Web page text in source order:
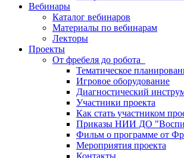
Вебинары
Каталог вебинаров
Материалы по вебинарам
Лекторы
Проекты
От фребеля до робота
Тематическое
Игровое оборудование
Диагностический
Участники проекта
Как стать участником
Приказы НИИ ДО
Фильм о программе от
Мероприятия проекта